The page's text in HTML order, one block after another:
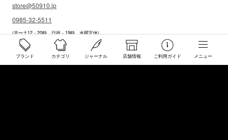
ブランド カテゴリ ジャーナル 店舗情報 ご利用ガイド メニュー
store@50910.jp
0985-32-5511
(月〜土12 - 20時 日祝 - 19時 水曜定休)
店舗へのお問い合わせ
店舗情報